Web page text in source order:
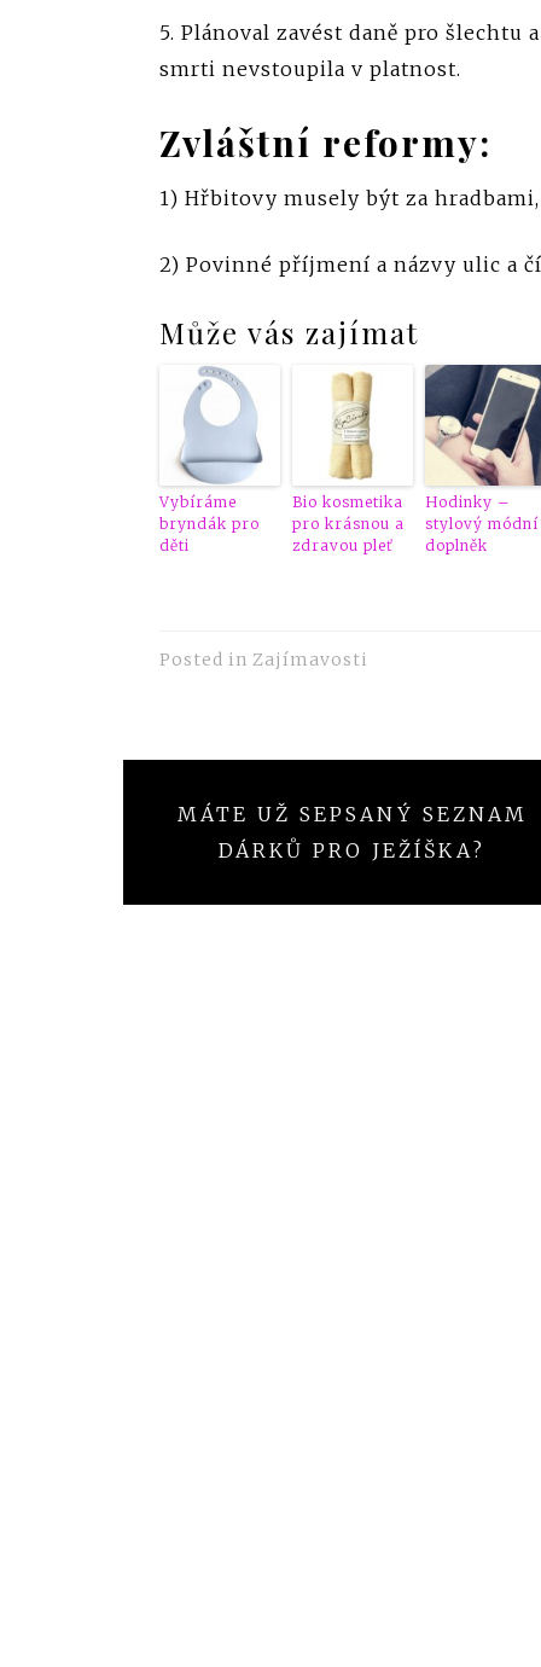
5. Plánoval zavést daně pro šlechtu
smrti nevstoupila v platnost.
Zvláštní reformy:
1) Hřbitovy musely být za
2) Povinné příjmení a názvy ulic a
Může vás zajímat
Vybíráme
bryndák pro
děti
Bio kosmetika
pro krásnou a
zdravou pleť
Hodinky –
stylový módní
doplněk
Posted in Zajímavosti
proMÁTE UŽ SEPSANÝ SEZNAM
DÁRKŮ PRO JEŽÍŠKA?